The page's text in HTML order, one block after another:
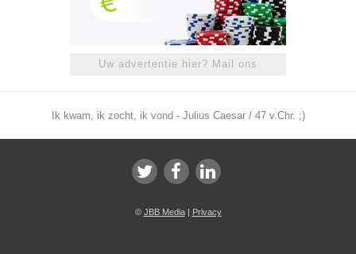
Uw advertentie hier? Mail ons
Ik kwam, ik zocht, ik vond - Julius Caesar / 47 v.Chr. ;)
© JBB Media| Privacy